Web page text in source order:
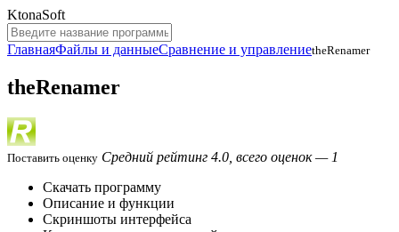
KtonaSoft
ГлавнаяФайлы и данныеСравнение и управлениеtheRenamer
theRenamer
Поставить оценку Средний рейтинг 4.0, всего оценок — 1
Скачать программу
Описание и функции
Скриншоты интерфейса